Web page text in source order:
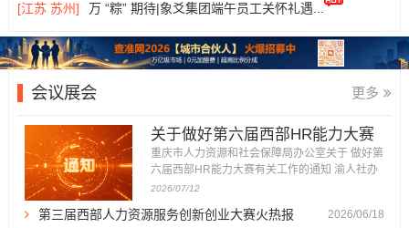
[江苏 苏州] 万 “粽” 期待|象爻集团端午员工关怀礼遇...
会议展会 更多
关于做好第六届西部HR能力大赛
有关工作的通知...
重庆市人力资源和社会保障局办公室关于 做好第
六届西部HR能力大赛有关工作的通知 渝人社办
〔2026〕86号 各区县（自治县）人力社保局，
区人力社保局，市级各部门人事（干部）处，有
2026/07/12
第三届西部人力资源服务创新创业大赛火热报
2026/06/18